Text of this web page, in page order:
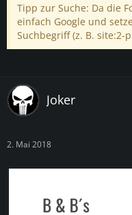
Tipp zur Suche: Da die
einfach Google und
Suchbegriff (z. B. site:2-
Joker
2. Mai 2018